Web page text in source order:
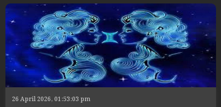
26 April 2026, 01:53:03 pm